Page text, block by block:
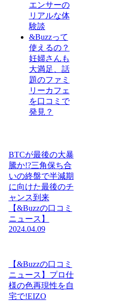
エンサーの
リアルな体
験談
&Buzzって
使えるの？
妊婦さんも
大満足、話
題のファミ
リーカフェ
を口コミで
発見？
BTCが最後の大暴
騰か!?三角保ち合
いの終盤で半減期
に向けた最後のチ
ャンス到来
【&Buzzの口コミ
ニュース】
2024.04.09
【&Buzzの口コミ
ニュース】プロ仕
様の色再現性を自
宅で!EIZO